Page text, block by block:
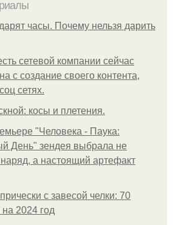
часы. Почему нельзя дарить
сетевой компании сейчас
с создание своего контента,
сетях.
косы и плетения.
"Человека - Паука:
День" зендея выбрала не
а настоящий артефакт
с завесой челки: 70
2024 год